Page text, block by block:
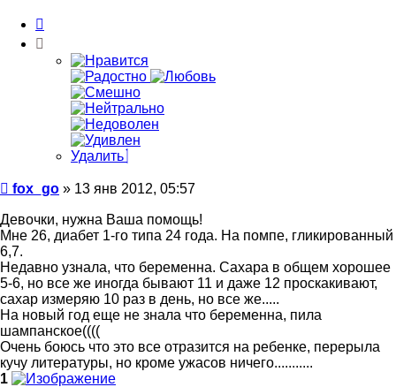
Удалить
Сообщение
fox_go » 13 янв 2012, 05:57
Девочки, нужна Ваша помощь!
Мне 26, диабет 1-го типа 24 года. На помпе, гликированный
6,7.
Недавно узнала, что беременна. Сахара в общем хорошее
5-6, но все же иногда бывают 11 и даже 12 проскакивают,
сахар измеряю 10 раз в день, но все же.....
На новый год еще не знала что беременна, пила
шампанское((((
Очень боюсь что это все отразится на ребенке, перерыла
кучу литературы, но кроме ужасов ничего...........
1